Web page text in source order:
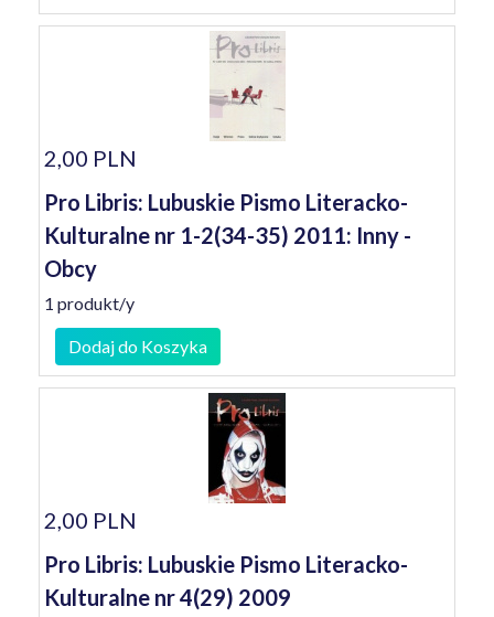
2,00 PLN
Pro Libris: Lubuskie Pismo Literacko-
Kulturalne nr 1-2(34-35) 2011: Inny -
Obcy
1 produkt/y
Dodaj do Koszyka
2,00 PLN
Pro Libris: Lubuskie Pismo Literacko-
Kulturalne nr 4(29) 2009